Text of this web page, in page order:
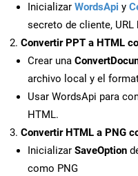
Inicializar WordsApi y
secreto de cliente, URL
Convertir PPT a HTML
Crear una
archivo local y el
Usar WordsApi para
HTML.
Convertir HTML a PNG
Inicializar SaveOption
como PNG